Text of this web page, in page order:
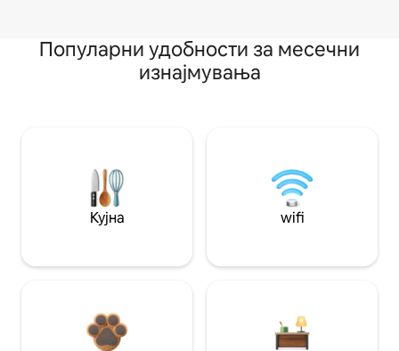
Популарни удобности за месечни
изнајмувања
Кујна wifi